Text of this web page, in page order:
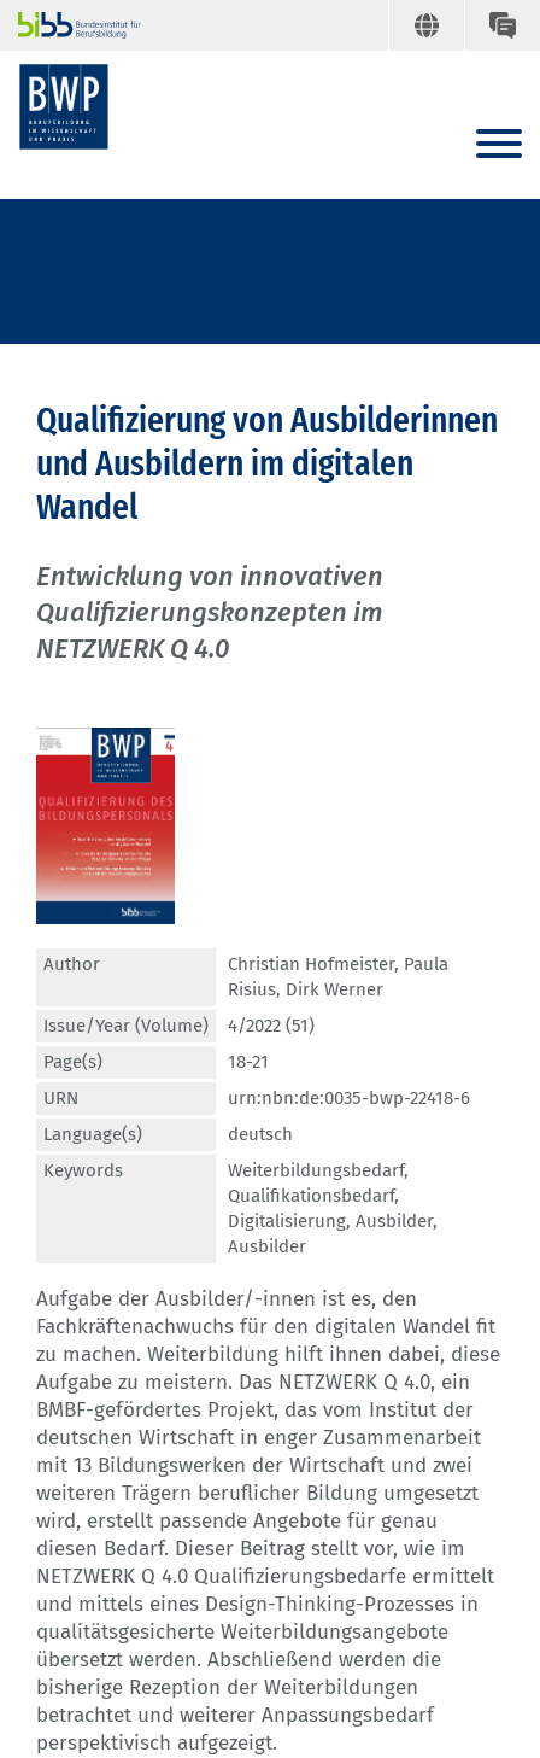
Qualifizierung von Ausbilderinnen
und Ausbildern im digitalen
Wandel
Entwicklung von innovativen
Qualifizierungskonzepten im
NETZWERK Q 4.0
Author Christian Hofmeister, Paula
Risius, Dirk Werner
Issue/Year (Volume)
4/2022 (51)
Page(s)
18-21
URN
urn:nbn:de:0035-bwp-22418-6
Language(s)
deutsch
Keywords
Weiterbildungsbedarf,
Qualifikationsbedarf,
Digitalisierung, Ausbilder,
Ausbilder
Aufgabe der Ausbilder/-innen ist es, den
Fachkräftenachwuchs für den digitalen Wandel fit
zu machen. Weiterbildung hilft ihnen dabei, diese
Aufgabe zu meistern. Das NETZWERK Q 4.0, ein
BMBF-gefördertes Projekt, das vom Institut der
deutschen Wirtschaft in enger Zusammenarbeit
mit 13 Bildungswerken der Wirtschaft und zwei
weiteren Trägern beruflicher Bildung umgesetzt
wird, erstellt passende Angebote für genau
diesen Bedarf. Dieser Beitrag stellt vor, wie im
NETZWERK Q 4.0 Qualifizierungsbedarfe ermittelt
und mittels eines Design-Thinking-Prozesses in
qualitätsgesicherte Weiterbildungsangebote
übersetzt werden. Abschließend werden die
bisherige Rezeption der Weiterbildungen
betrachtet und weiterer Anpassungsbedarf
perspektivisch aufgezeigt.